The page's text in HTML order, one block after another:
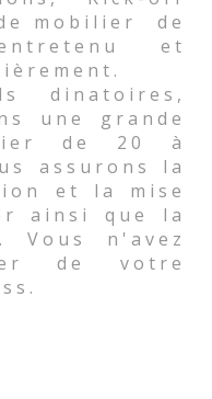
mobilier de
et
dinatoires,
une grande
de 20 à
assurons la
et la mise
ainsi que la
Vous n'avez
de votre